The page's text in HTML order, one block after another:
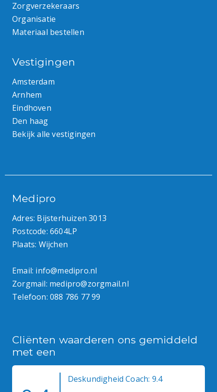
Zorgverzekeraars
Organisatie
Materiaal bestellen
Vestigingen
Amsterdam
Arnhem
Eindhoven
Den haag
Bekijk alle vestigingen
Medipro
Adres: Bijsterhuizen 3013
Postcode: 6604LP
Plaats: Wijchen
Email: info@medipro.nl
Zorgmail: medipro@zorgmail.nl
Telefoon: 088 786 77 99
Cliënten waarderen ons gemiddeld
met een
Deskundigheid Coach: 9.4